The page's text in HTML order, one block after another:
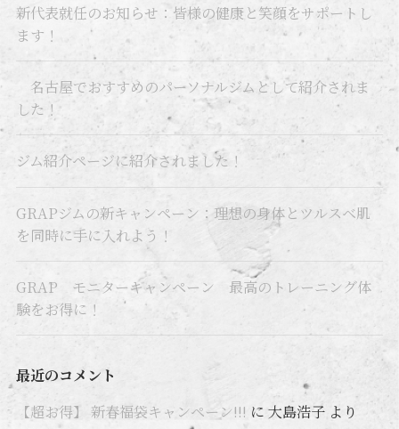
新代表就任のお知らせ：皆様の健康と笑顔をサポートし
ます！
名古屋でおすすめのパーソナルジムとして紹介されま
した！
ジム紹介ページに紹介されました！
GRAPジムの新キャンペーン：理想の身体とツルスベ肌
を同時に手に入れよう！
GRAP モニターキャンペーン 最高のトレーニング体
験をお得に！
最近のコメント
【超お得】 新春福袋キャンペーン!!! に 大島浩子より